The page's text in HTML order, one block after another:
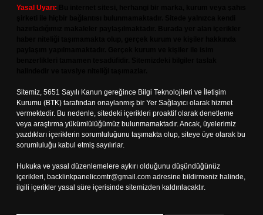
Yasal Uyarı:
Sitemiz, 5651 Sayılı Kanun gereğince Bilgi Teknolojileri ve İletişim
Kurumu (BTK) tarafından onaylanmış bir Yer Sağlayıcı olarak hizmet
vermektedir. Bu nedenle, sitedeki içerikleri proaktif olarak denetleme
veya araştırma yükümlülüğümüz bulunmamaktadır. Ancak, üyelerimiz
yazdıkları içeriklerin sorumluluğunu taşımakta olup, siteye üye olarak bu
sorumluluğu kabul etmiş sayılırlar.
Hukuka ve yasal düzenlemelere aykırı olduğunu düşündüğünüz
içerikleri, backlinkpanelicomtr@gmail.com adresine bildirmeniz halinde,
ilgili içerikler yasal süre içerisinde sitemizden kaldırılacaktır.